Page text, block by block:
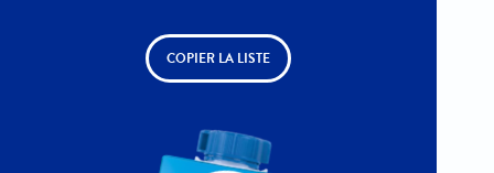
COPIER LA LISTE